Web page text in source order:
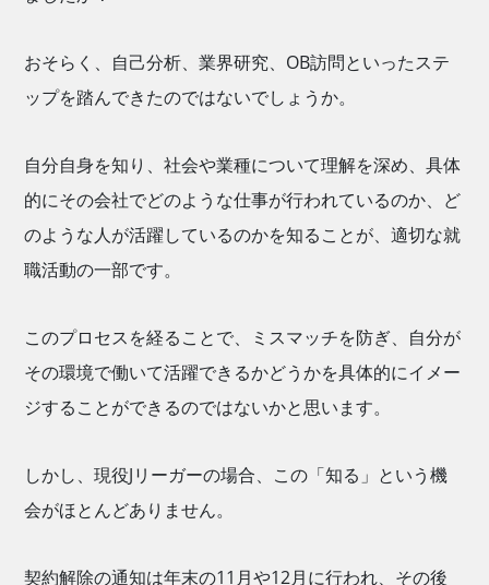
おそらく、自己分析、業界研究、OB訪問といったステ
ップを踏んできたのではないでしょうか。
自分自身を知り、社会や業種について理解を深め、具体
的にその会社でどのような仕事が行われているのか、ど
のような人が活躍しているのかを知ることが、適切な就
職活動の一部です。
このプロセスを経ることで、ミスマッチを防ぎ、自分が
その環境で働いて活躍できるかどうかを具体的にイメー
ジすることができるのではないかと思います。
しかし、現役Jリーガーの場合、この「知る」という機
会がほとんどありません。
契約解除の通知は年末の11月や12月に行われ、その後